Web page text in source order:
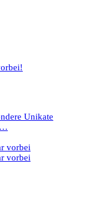
Unikate
…
vorbei
vorbei